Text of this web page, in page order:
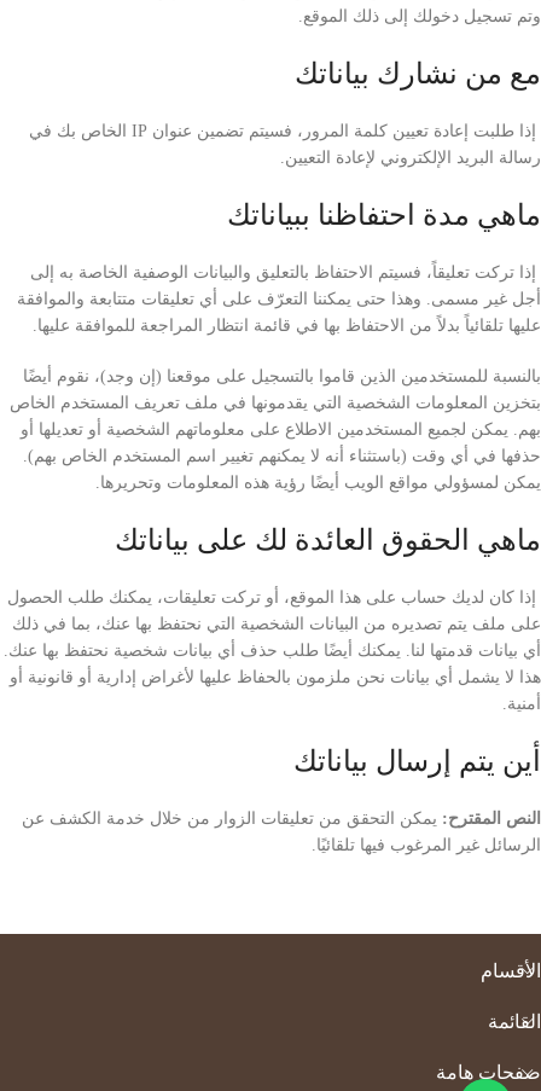
وتم تسجيل دخولك إلى ذلك الموقع.
مع من نشارك بياناتك
إذا طلبت إعادة تعيين كلمة المرور، فسيتم تضمين عنوان IP الخاص بك في
رسالة البريد الإلكتروني لإعادة التعيين.
ماهي مدة احتفاظنا ببياناتك
إذا تركت تعليقاً، فسيتم الاحتفاظ بالتعليق والبيانات الوصفية الخاصة به إلى
أجل غير مسمى. وهذا حتى يمكننا التعرّف على أي تعليقات متتابعة والموافقة
عليها تلقائياً بدلاً من الاحتفاظ بها في قائمة انتظار المراجعة للموافقة عليها.
بالنسبة للمستخدمين الذين قاموا بالتسجيل على موقعنا (إن وجد)، نقوم أيضًا
بتخزين المعلومات الشخصية التي يقدمونها في ملف تعريف المستخدم الخاص
بهم. يمكن لجميع المستخدمين الاطلاع على معلوماتهم الشخصية أو تعديلها أو
حذفها في أي وقت (باستثناء أنه لا يمكنهم تغيير اسم المستخدم الخاص بهم).
يمكن لمسؤولي مواقع الويب أيضًا رؤية هذه المعلومات وتحريرها.
ماهي الحقوق العائدة لك على بياناتك
إذا كان لديك حساب على هذا الموقع، أو تركت تعليقات، يمكنك طلب الحصول
على ملف يتم تصديره من البيانات الشخصية التي نحتفظ بها عنك، بما في ذلك
أي بيانات قدمتها لنا. يمكنك أيضًا طلب حذف أي بيانات شخصية نحتفظ بها عنك.
هذا لا يشمل أي بيانات نحن ملزمون بالحفاظ عليها لأغراض إدارية أو قانونية أو
أمنية.
أين يتم إرسال بياناتك
النص المقترح: يمكن التحقق من تعليقات الزوار من خلال خدمة الكشف عن
الرسائل غير المرغوب فيها تلقائيًا.
الأقسام
القائمة
صفحات هامة